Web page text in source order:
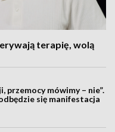
terapię, wolą
przemocy mówimy – nie”.
się manifestacja